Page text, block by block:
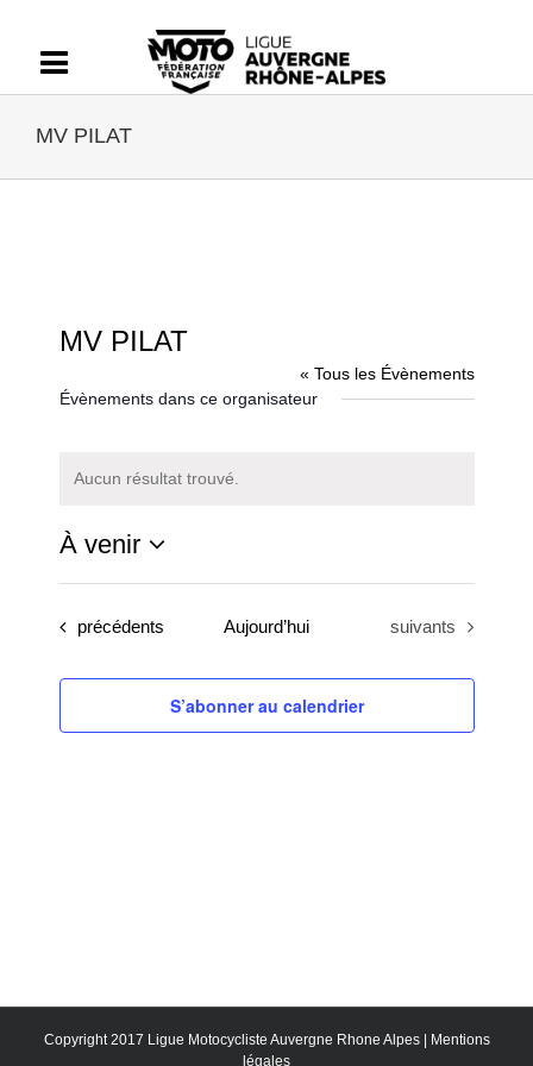
contenu
MV PILAT
MV PILAT
« Tous les Évènements
Évènements dans ce organisateur
Notice
Aucun résultat trouvé.
À venir
Sélectionnez
uneÉvènements
précédents Aujourd’hui Évènements
suivants
S’abonner au calendrier
Copyright 2017 Ligue Motocycliste Auvergne Rhone Alpes |
Mentions
légales